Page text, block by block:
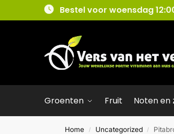
Bestel voor woensdag
Groenten Fruit Noten en
Home / Uncategorized /